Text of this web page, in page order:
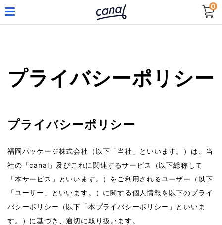
0
プライバシーポリシー
プライバシーポリシー
福岡パッケージ株式会社（以下「当社」といいます。）は、当
社の「canal」及びこれに関連するサービス（以下総称して
「本サービス」といいます。）をご利用されるユーザー（以下
「ユーザー」といいます。）に関する個人情報を以下のプライ
バシーポリシー（以下「本プライバシーポリシー」といいま
す。）に基づき、適切に取り扱います。